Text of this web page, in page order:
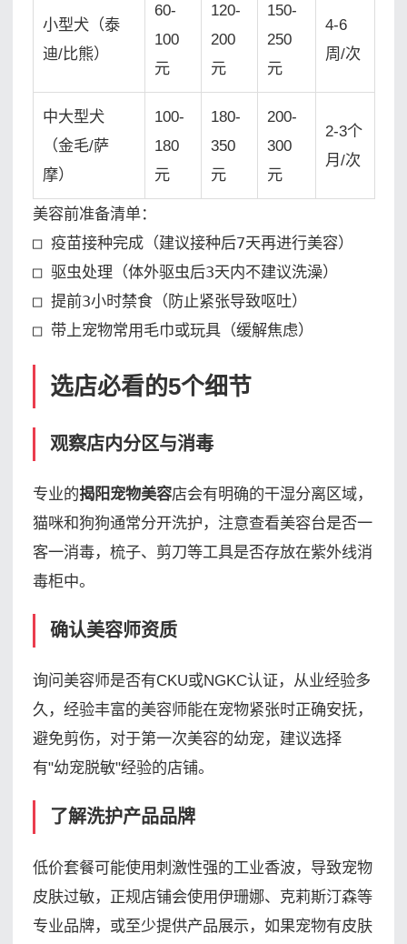
小型犬（泰
迪/比熊）
60-
100
元
120-
200
元
150-
250
元
4-6
周/次
中大型犬
（金毛/萨
摩）
100-
180
元
180-
350
元
200-
300
元
2-3个
月/次
美容前准备清单：
□ 疫苗接种完成（建议接种后7天再进行美容）
□ 驱虫处理（体外驱虫后3天内不建议洗澡）
□ 提前3小时禁食（防止紧张导致呕吐）
□ 带上宠物常用毛巾或玩具（缓解焦虑）
选店必看的5个细节
观察店内分区与消毒
专业的揭阳宠物美容店会有明确的干湿分离区域，
猫咪和狗狗通常分开洗护，注意查看美容台是否一
客一消毒，梳子、剪刀等工具是否存放在紫外线消
毒柜中。
确认美容师资质
询问美容师是否有CKU或NGKC认证，从业经验多
久，经验丰富的美容师能在宠物紧张时正确安抚，
避免剪伤，对于第一次美容的幼宠，建议选择
有"幼宠脱敏"经验的店铺。
了解洗护产品品牌
低价套餐可能使用刺激性强的工业香波，导致宠物
皮肤过敏，正规店铺会使用伊珊娜、克莉斯汀森等
专业品牌，或至少提供产品展示，如果宠物有皮肤